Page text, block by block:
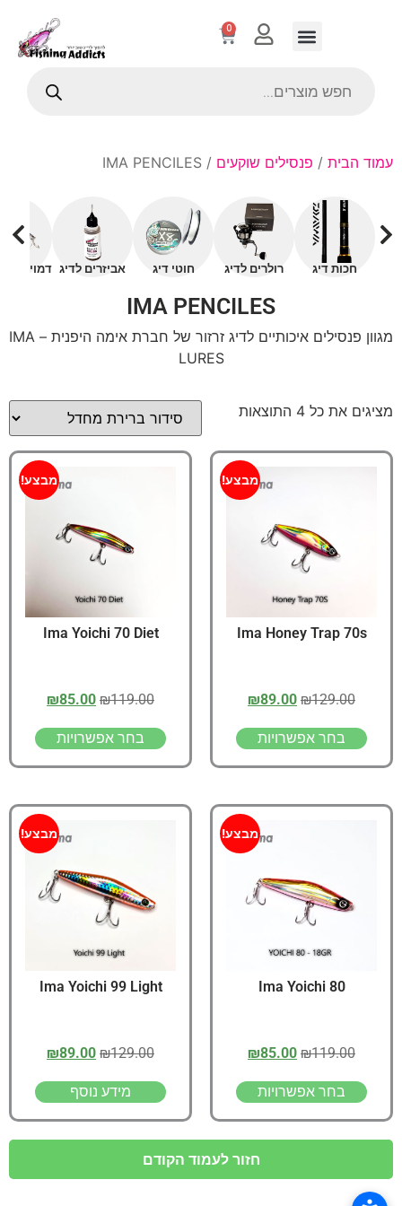
0
עמוד הבית / פנסילים שוקעים / IMA PENCILES
חכות דיג רולרים לדיג חוטי דיג אביזרים לדיג דמויים
IMA PENCILES
מגוון פנסילים איכותיים לדיג זרזור של חברת אימה היפנית – IMA
LURES
מציגים את כל ⁦4⁩ התוצאות
מבצע!
Ima Honey Trap 70s
₪129.00
₪89.00
בחר אפשרויות
מבצע!
Ima Yoichi 70 Diet
₪119.00
₪85.00
בחר אפשרויות
מבצע!
Ima Yoichi 80
₪119.00
₪85.00
בחר אפשרויות
מבצע!
Ima Yoichi 99 Light
₪129.00
₪89.00
מידע נוסף
חזור לעמוד הקודם